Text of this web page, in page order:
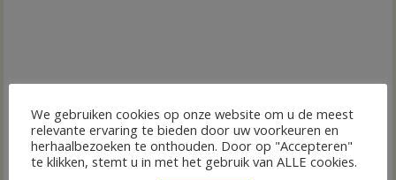
We gebruiken cookies op onze website om u de meest
relevante ervaring te bieden door uw voorkeuren en
herhaalbezoeken te onthouden. Door op "Accepteren"
te klikken, stemt u in met het gebruik van ALLE cookies.